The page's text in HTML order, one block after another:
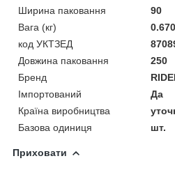
Ширина паковання
90
Вага (кг)
код УКТЗЕД
Довжина паковання
250
Бренд
Імпортований
Да
Країна виробництва
Базова одиниця
шт.
Приховати